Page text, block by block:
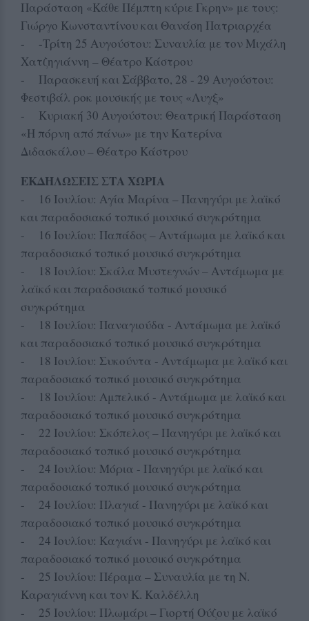
Παράσταση «Κάθε Πέμπτη κύριε Γκρην» με τους:
Γιώργο Κωνσταντίνου και Θανάση Πατριαρχέα
- -Τρίτη 25 Αυγούστου: Συναυλία με τον Μιχάλη
Χατζηγιάννη – Θέατρο Κάστρου
- Παρασκευή και Σάββατο, 28 - 29 Αυγούστου:
Φεστιβάλ ροκ μουσικής με τους «Λυγξ»
- Κυριακή 30 Αυγούστου: Θεατρική Παράσταση
«Η πόρνη από πάνω» με την Κατερίνα
Διδασκάλου – Θέατρο Κάστρου
ΕΚΔΗΛΩΣΕΙΣ ΣΤΑ ΧΩΡΙΑ
- 16 Ιουλίου: Αγία Μαρίνα – Πανηγύρι με λαϊκό
και παραδοσιακό τοπικό μουσικό συγκρότημα
- 16 Ιουλίου: Παπάδος – Αντάμωμα με λαϊκό και
παραδοσιακό τοπικό μουσικό συγκρότημα
- 18 Ιουλίου: Σκάλα Μυστεγνών – Αντάμωμα με
λαϊκό και παραδοσιακό τοπικό μουσικό
συγκρότημα
- 18 Ιουλίου: Παναγιούδα - Αντάμωμα με λαϊκό
και παραδοσιακό τοπικό μουσικό συγκρότημα
- 18 Ιουλίου: Συκούντα - Αντάμωμα με λαϊκό και
παραδοσιακό τοπικό μουσικό συγκρότημα
- 18 Ιουλίου: Αμπελικό - Αντάμωμα με λαϊκό και
παραδοσιακό τοπικό μουσικό συγκρότημα
- 22 Ιουλίου: Σκόπελος – Πανηγύρι με λαϊκό και
παραδοσιακό τοπικό μουσικό συγκρότημα
- 24 Ιουλίου: Μόρια - Πανηγύρι με λαϊκό και
παραδοσιακό τοπικό μουσικό συγκρότημα
- 24 Ιουλίου: Πλαγιά - Πανηγύρι με λαϊκό και
παραδοσιακό τοπικό μουσικό συγκρότημα
- 24 Ιουλίου: Καγιάνι - Πανηγύρι με λαϊκό και
παραδοσιακό τοπικό μουσικό συγκρότημα
- 25 Ιουλίου: Πέραμα – Συναυλία με τη Ν.
Καραγιάννη και τον Κ. Καλδέλλη
- 25 Ιουλίου: Πλωμάρι – Γιορτή Ούζου με λαϊκό